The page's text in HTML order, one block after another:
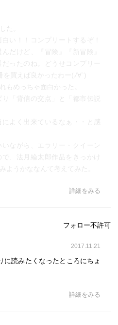
た。
い！！コンプリートするぞ！
だけど、『冒険』『新冒険』
だったのね。どうせコンプリー
を買えば良かったわー(ﾉ∀`)
もめっちゃ面白かった。
「背信の交点」と「都市伝説
よく出来ているなぁ・・と感
いながら、エラリー・クイーン
、法月綸太郎作品をきっかけ
ようかななんて考えてみた。
詳細をみる
フォロー不許可
2017.11.21
に読みたくなったところにちょ
詳細をみる